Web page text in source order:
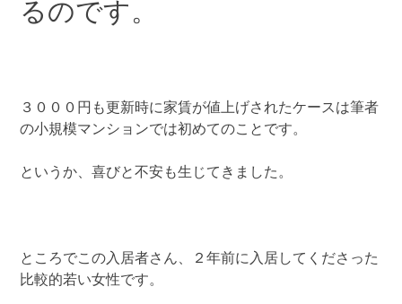
るのです。
３０００円も更新時に家賃が値上げされたケースは筆者
の小規模マンションでは初めてのことです。
というか、喜びと不安も生じてきました。
ところでこの入居者さん、２年前に入居してくださった
比較的若い女性です。